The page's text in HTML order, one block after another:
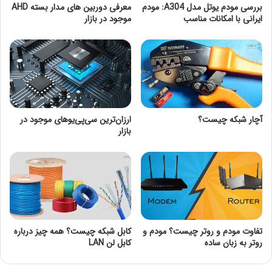
بررسی مودم یوتل مدل A304: مودم
ایرانی با امکانات مناسب
معرفی دوربین های مدار بسته AHD
موجود در بازار
آچار شبکه چیست؟
ارزان‌ترین سی‌پی‌یوهای موجود در
بازار
تفاوت مودم و روتر چیست؟ مودم و
روتر به زبان ساده
کابل شبکه چیست؟ همه چیز درباره
کابل لن LAN